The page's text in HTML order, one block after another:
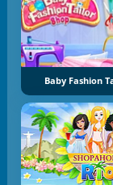
Baby Fashion